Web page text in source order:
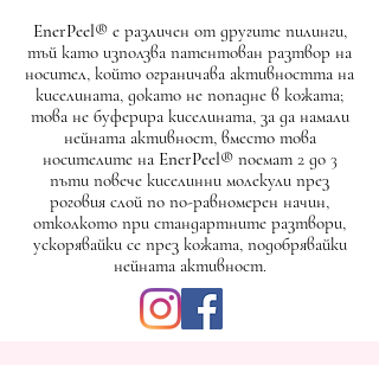
EnerPeel®е различен от другите пилинги,
тъй като използва патентован разтвор на
носител, който ограничава активността на
киселината, докато не попадне в кожата;
това не буферира киселината, за да намали
нейната активност, вместо това
носителите на EnerPeel®поемат 2 до 3
пъти повече киселинни молекули през
роговия слой по по-равномерен начин,
отколкото при стандартните разтвори,
ускорявайки се през кожата, подобрявайки
нейната активност.